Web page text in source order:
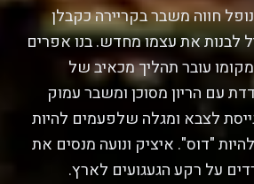
חווה משבר בקריירה כקבלן
לבנות את עצמו מחדש. בנו אפרים
עובר תהליך מכאיב של
עם הריון מסוכן ומשבר עמוק
לצבא ומגלה שלפעמים להיות
"דוס". איציק ונועה מנסים את
על רקע הגעגועים לארץ.